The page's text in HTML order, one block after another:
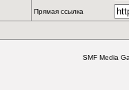
Прямая ссылка
SMF Media